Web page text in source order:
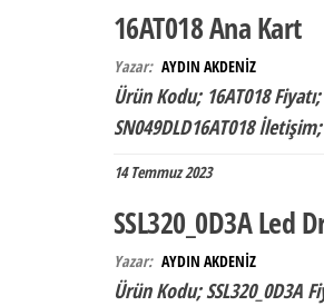
16AT018 Ana Kart
Yazar: AYDIN AKDENİZ
Ürün Kodu; 16AT018
SN049DLD16AT018
14 Temmuz 2023
SSL320_0D3A Led
Yazar: AYDIN AKDENİZ
Ürün Kodu; SSL320_0D3A